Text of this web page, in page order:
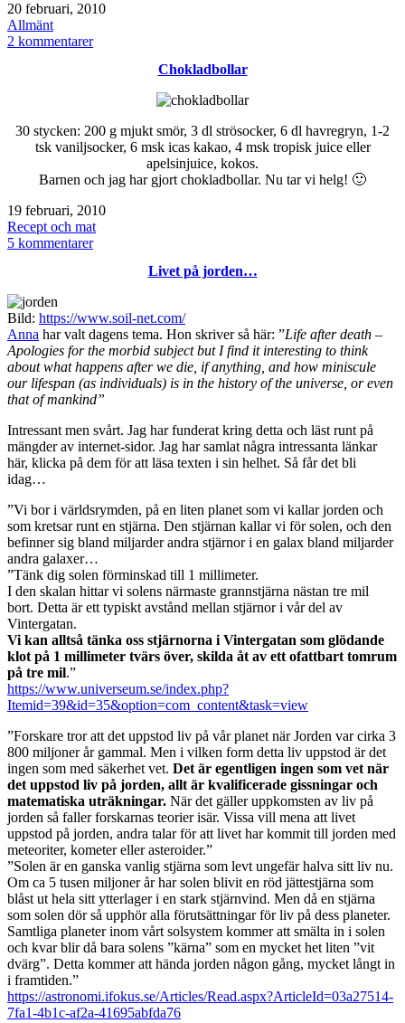
Publicerat
den
20 februari, 2010
Kategoriserat
som
Allmänt
2 kommentarertill
Chokladbollar
30 stycken: 200 g mjukt smör, 3 dl strösocker, 6 dl havregryn, 1-2
tsk vaniljsocker, 6 msk icas kakao, 4 msk tropisk juice eller
apelsinjuice, kokos.
Barnen och jag har gjort chokladbollar. Nu tar vi helg! 🙂
Publicerat
den
19 februari, 2010
Kategoriserat
som
Recept och mat
5 kommentarertill
Livet på jorden…
Bild: https://www.soil-net.com/
Anna har valt dagens tema. Hon skriver så här: ”Life after death –
Apologies for the morbid subject but I find it interesting to think
about what happens after we die, if anything, and how miniscule
our lifespan (as individuals) is in the history of the universe, or even
that of mankind”
Intressant men svårt. Jag har funderat kring detta och läst runt på
mängder av internet-sidor. Jag har samlat några intressanta länkar
här, klicka på dem för att läsa texten i sin helhet. Så får det bli
idag…
”Vi bor i världsrymden, på en liten planet som vi kallar jorden och
som kretsar runt en stjärna. Den stjärnan kallar vi för solen, och den
befinner sig bland miljarder andra stjärnor i en galax bland miljarder
andra galaxer…
”Tänk dig solen förminskad till 1 millimeter.
I den skalan hittar vi solens närmaste grannstjärna nästan tre mil
bort. Detta är ett typiskt avstånd mellan stjärnor i vår del av
Vintergatan.
Vi kan alltså tänka oss stjärnorna i Vintergatan som glödande
klot på 1 millimeter tvärs över, skilda åt av ett ofattbart tomrum
på tre mil.”
https://www.universeum.se/index.php?
Itemid=39&id=35&option=com_content&task=view
”Forskare tror att det uppstod liv på vår planet när Jorden var cirka 3
800 miljoner år gammal. Men i vilken form detta liv uppstod är det
ingen som med säkerhet vet. Det är egentligen ingen som vet när
det uppstod liv på jorden, allt är kvalificerade gissningar och
matematiska uträkningar. När det gäller uppkomsten av liv på
jorden så faller forskarnas teorier isär. Vissa vill mena att livet
uppstod på jorden, andra talar för att livet har kommit till jorden med
meteoriter, kometer eller asteroider.”
”Solen är en ganska vanlig stjärna som levt ungefär halva sitt liv nu.
Om ca 5 tusen miljoner år har solen blivit en röd jättestjärna som
blåst ut hela sitt ytterlager i en stark stjärnvind. Men då en stjärna
som solen dör så upphör alla förutsättningar för liv på dess planeter.
Samtliga planeter inom vårt solsystem kommer att smälta in i solen
och kvar blir då bara solens ”kärna” som en mycket het liten ”vit
dvärg”. Detta kommer att hända jorden någon gång, mycket långt in
i framtiden.”
https://astronomi.ifokus.se/Articles/Read.aspx?ArticleId=03a27514-
7fa1-4b1c-af2a-41695abfda76